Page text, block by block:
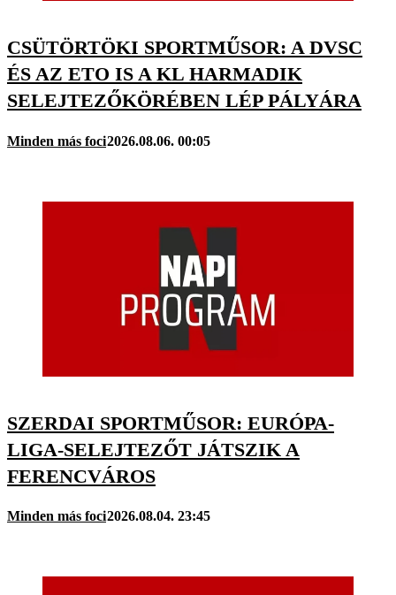
CSÜTÖRTÖKI SPORTMŰSOR: A DVSC
ÉS AZ ETO IS A KL HARMADIK
SELEJTEZŐKÖRÉBEN LÉP PÁLYÁRA
Minden más foci2026.08.06. 00:05
SZERDAI SPORTMŰSOR: EURÓPA-
LIGA-SELEJTEZŐT JÁTSZIK A
FERENCVÁROS
Minden más foci2026.08.04. 23:45